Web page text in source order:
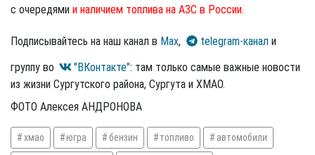
с очередями и наличием топлива на АЗС в России.
Подписывайтесь на наш канал в Max, telegram-канал и
группу во
"ВКонтакте": там только самые важные новости
из жизни Сургутского района, Сургута и ХМАО.
ФОТО Алексея АНДРОНОВА
хмао югра бензин топливо автомобили